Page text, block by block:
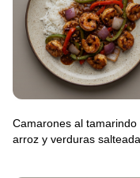
Camarones al tamarindo
arroz y verduras